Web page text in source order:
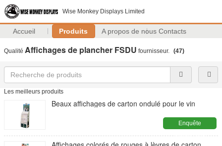
Wise Monkey Displays Limited
Accueil Produits A propos de nous Contacts
Qualité Affichages de plancher FSDU fournisseur. (47)
Les meilleurs produits
Beaux affichages de carton ondulé pour le vin
Enquête
maintenant